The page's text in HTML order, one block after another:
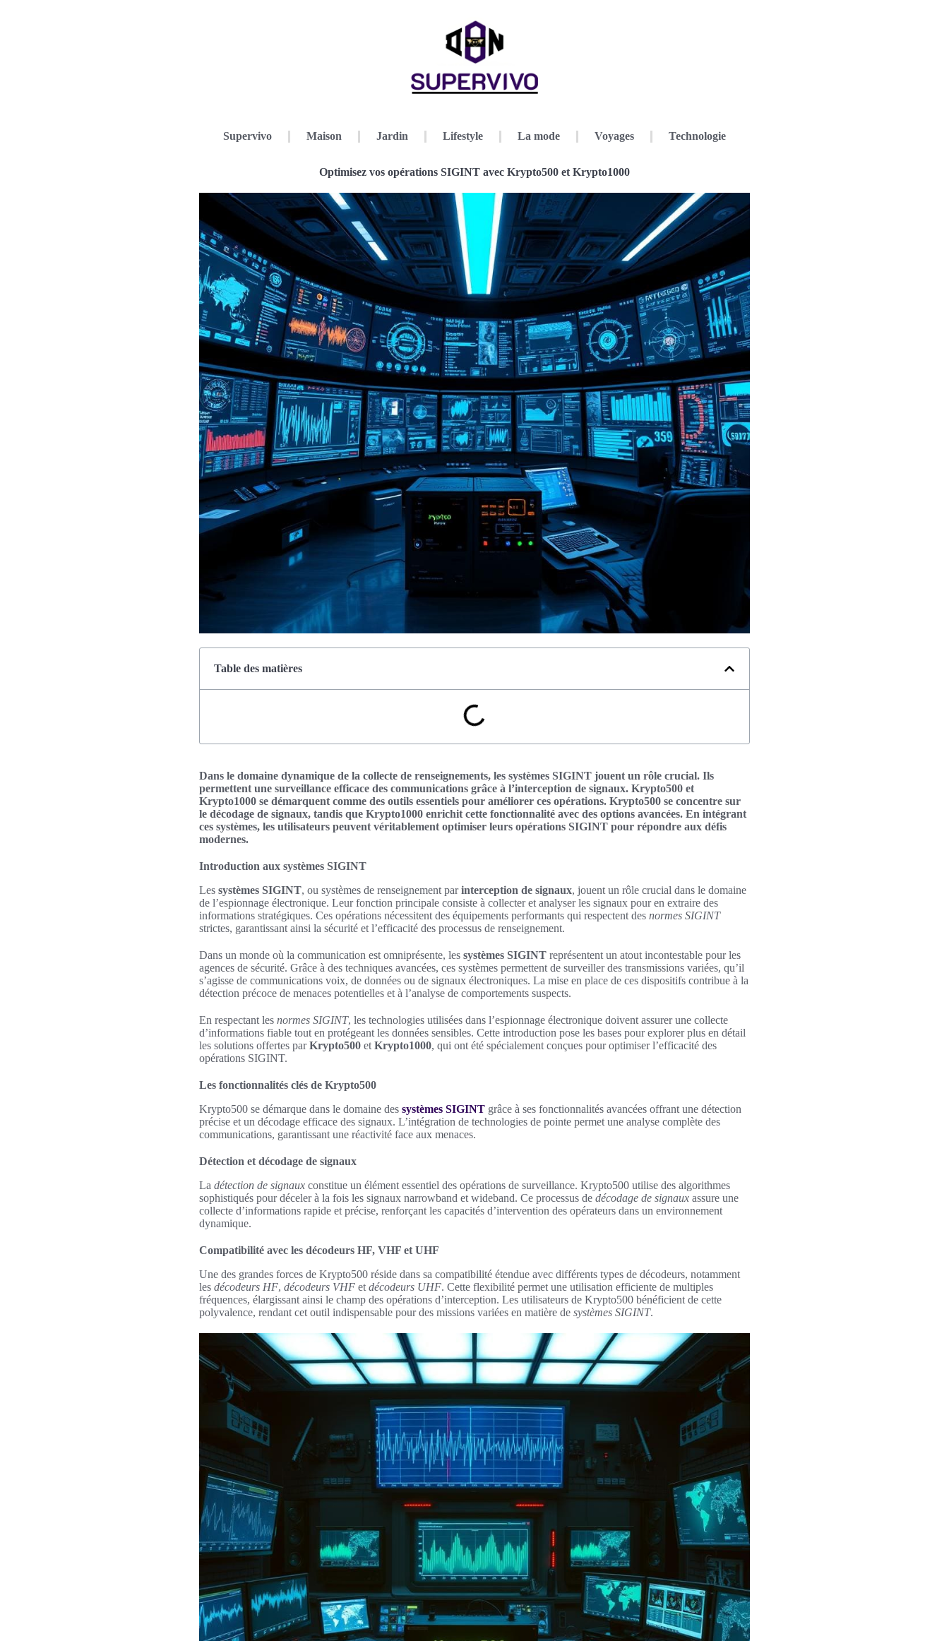
Supervivo Maison Jardin Lifestyle La mode Voyages Technologie
Optimisez vos opérations SIGINT avec Krypto500 et Krypto1000
Table des matières
Dans le domaine dynamique de la collecte de renseignements, les systèmes SIGINT jouent un rôle crucial. Ils
permettent une surveillance efficace des communications grâce à l’interception de signaux. Krypto500 et
Krypto1000 se démarquent comme des outils essentiels pour améliorer ces opérations. Krypto500 se concentre sur
le décodage de signaux, tandis que Krypto1000 enrichit cette fonctionnalité avec des options avancées. En intégrant
ces systèmes, les utilisateurs peuvent véritablement optimiser leurs opérations SIGINT pour répondre aux défis
modernes.
Introduction aux systèmes SIGINT
Les systèmes SIGINT, ou systèmes de renseignement parinterception de signaux, jouent un rôle crucial dans le domaine
de l’espionnage électronique. Leur fonction principale consiste à collecter et analyser les signaux pour en extraire des
informations stratégiques. Ces opérations nécessitent des équipements performants qui respectent des normes SIGINT
strictes, garantissant ainsi la sécurité et l’efficacité des processus de renseignement.
Dans un monde où la communication est omniprésente, les systèmes SIGINT représentent un atout incontestable pour les
agences de sécurité. Grâce à des techniques avancées, ces systèmes permettent de surveiller des transmissions variées, qu’il
s’agisse de communications voix, de données ou de signaux électroniques. La mise en place de ces dispositifs contribue à la
détection précoce de menaces potentielles et à l’analyse de comportements suspects.
En respectant les normes SIGINT, les technologies utilisées dans l’espionnage électronique doivent assurer une collecte
d’informations fiable tout en protégeant les données sensibles. Cette introduction pose les bases pour explorer plus en détail
les solutions offertes parKrypto500 et Krypto1000, qui ont été spécialement conçues pour optimiser l’efficacité des
opérations SIGINT.
Les fonctionnalités clés de Krypto500
Krypto500 se démarque dans le domaine des systèmes SIGINT grâce à ses fonctionnalités avancées offrant une détection
précise et un décodage efficace des signaux. L’intégration de technologies de pointe permet une analyse complète des
communications, garantissant une réactivité face aux menaces.
Détection et décodage de signaux
La détection de signaux constitue un élément essentiel des opérations de surveillance. Krypto500 utilise des algorithmes
sophistiqués pour déceler à la fois les signaux narrowband et wideband. Ce processus de décodage de signaux assure une
collecte d’informations rapide et précise, renforçant les capacités d’intervention des opérateurs dans un environnement
dynamique.
Compatibilité avec les décodeurs HF, VHF et UHF
Une des grandes forces de Krypto500 réside dans sa compatibilité étendue avec différents types de décodeurs, notamment
les décodeurs HF, décodeurs VHF et décodeurs UHF. Cette flexibilité permet une utilisation efficiente de multiples
fréquences, élargissant ainsi le champ des opérations d’interception. Les utilisateurs de Krypto500 bénéficient de cette
polyvalence, rendant cet outil indispensable pour des missions variées en matière de systèmes SIGINT.